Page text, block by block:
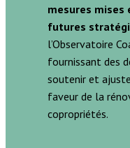
mesures mises
futures
l’Observatoire
fournissant des
soutenir et
faveur de la
copropriétés.